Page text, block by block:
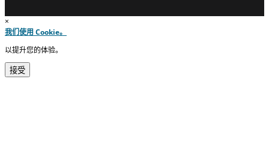
×
我们使用 Cookie。
以提升您的体验。
接受